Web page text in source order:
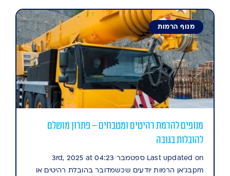
מנוף הרמות
מנופים להרמת רהיטים ומטבחים – פתרון מושלם
להובלות בגובה
Last updated on ספטמבר 3rd, 2025 at 04:23
pmבג'אן הרמות יודעים שכשמדובר בהובלת רהיטים או